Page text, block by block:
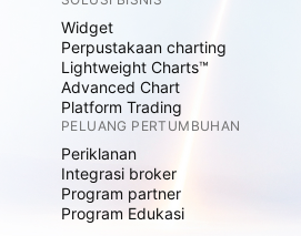
Widget
Perpustakaan charting
Lightweight Charts™
Advanced Chart
Platform Trading
PELUANG PERTUMBUHAN
Periklanan
Integrasi broker
Program partner
Program Edukasi